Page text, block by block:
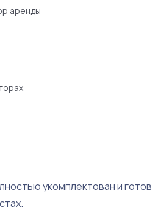
аренды
укомплектован и готов